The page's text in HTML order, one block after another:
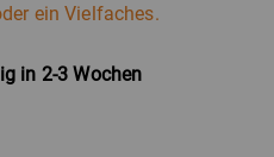
ein Vielfaches.
in 2-3 Wochen